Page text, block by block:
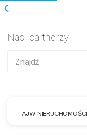
Nasi partnerzy
AJW NIERUCHOMOŚCI